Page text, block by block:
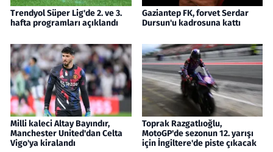
Trendyol Süper Lig'de 2. ve 3.
hafta programları açıklandı
Gaziantep FK, forvet Serdar
Dursun'u kadrosuna kattı
Milli kaleci Altay Bayındır,
Manchester United'dan Celta
Vigo'ya kiralandı
Toprak Razgatlıoğlu,
MotoGP'de sezonun 12. yarışı
için İngiltere'de piste çıkacak